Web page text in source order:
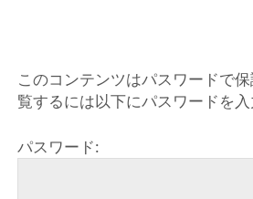
このコンテンツはパスワードで
覧するには以下にパスワードを入
パスワード: